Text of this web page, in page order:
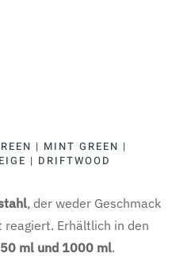
| MINT GREEN |
| DRIFTWOOD
, der weder Geschmack
Erhältlich in den
ml und 1000 ml.